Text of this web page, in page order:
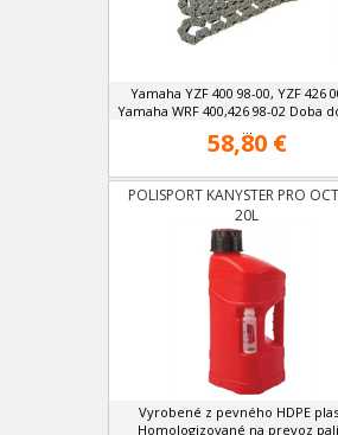
Yamaha YZF 400 98-00, YZF 426
Yamaha WRF 400,426 98-02 Doba
58,80 €
POLISPORT KANYSTER PRO
20L
Vyrobené z pevného HDPE
Homologizované na prevoz